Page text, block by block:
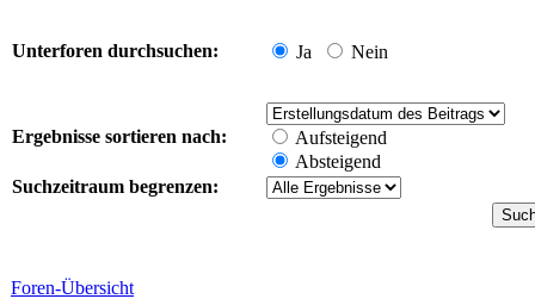
Unterforen durchsuchen: Ja Nein
Ergebnisse sortieren nach:
Aufsteigend
Absteigend
Suchzeitraum begrenzen:
Foren-Übersicht